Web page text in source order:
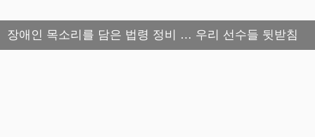
장애인 목소리를 담은 법령 정비 … 우리 선수들 뒷받침